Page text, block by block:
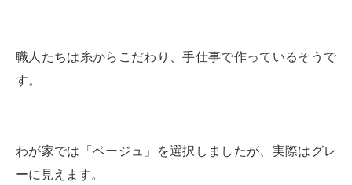
職人たちは糸からこだわり、手仕事で作っているそうで
す。
わが家では「ベージュ」を選択しましたが、実際はグレ
ーに見えます。